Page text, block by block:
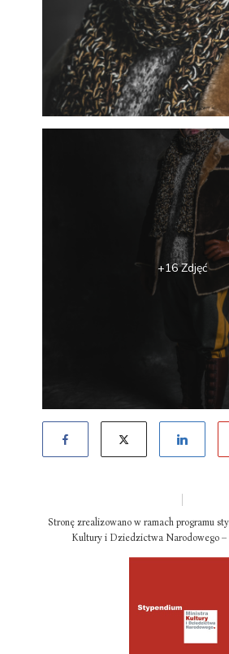
+16 Zdjęć
Stronę zrealizowano w ramach programu
Kultury i Dziedzictwa Narodowego –